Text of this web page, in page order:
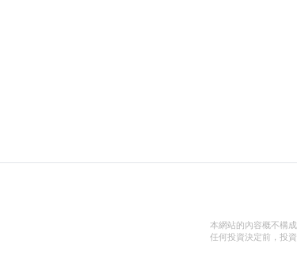
本網站的內容概不構
任何投資決定前，投